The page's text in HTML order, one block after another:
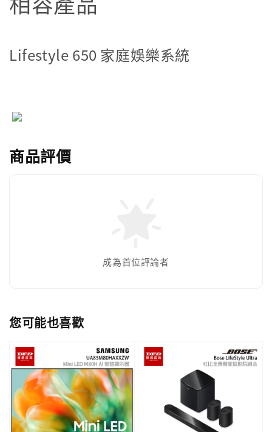
Lifestyle 650 家庭娛樂系統
商品評價
成為首位評論者
您可能也喜歡